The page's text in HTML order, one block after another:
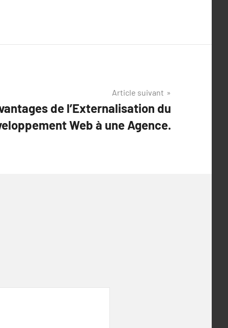
Article suivant
de l’Externalisation du
Web à une Agence.